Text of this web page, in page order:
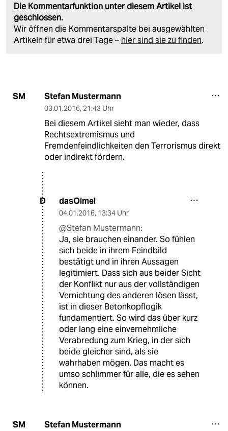
Die Kommentarfunktion unter diesem Artikel ist
geschlossen.
Wir öffnen die Kommentarspalte bei ausgewählten
Artikeln für etwa drei Tage – hier sind sie zu finden.
SM Stefan Mustermann
03.01.2016, 21:43 Uhr
Bei diesem Artikel sieht man wieder, dass
Rechtsextremismus und
Fremdenfeindlichkeiten den Terrorismus direkt
oder indirekt fördern.
D dasOimel
04.01.2016, 13:34 Uhr
@Stefan Mustermann:
Ja, sie brauchen einander. So fühlen
sich beide in ihrem Feindbild
bestätigt und in ihren Aussagen
legitimiert. Dass sich aus beider Sicht
der Konflikt nur aus der vollständigen
Vernichtung des anderen lösen lässt,
ist in dieser Betonkopflogik
fundamentiert. So wird das über kurz
oder lang eine einvernehmliche
Verabredung zum Krieg, in der sich
beide gleicher sind, als sie
wahrhaben mögen. Das macht es
umso schlimmer für alle, die es sehen
können.
SM Stefan Mustermann